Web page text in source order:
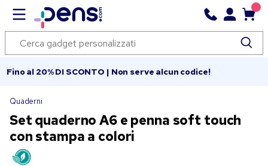
Fino al 20% DI SCONTO | Non serve alcun codice!
Quaderni
Set quaderno A6 e penna soft touch
con stampa a colori